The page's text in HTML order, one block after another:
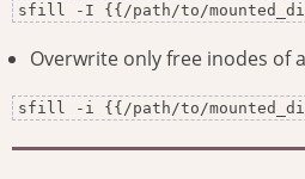
sfill -I {{/path/to/
Overwrite only free inodes of
sfill -i {{/path/to/